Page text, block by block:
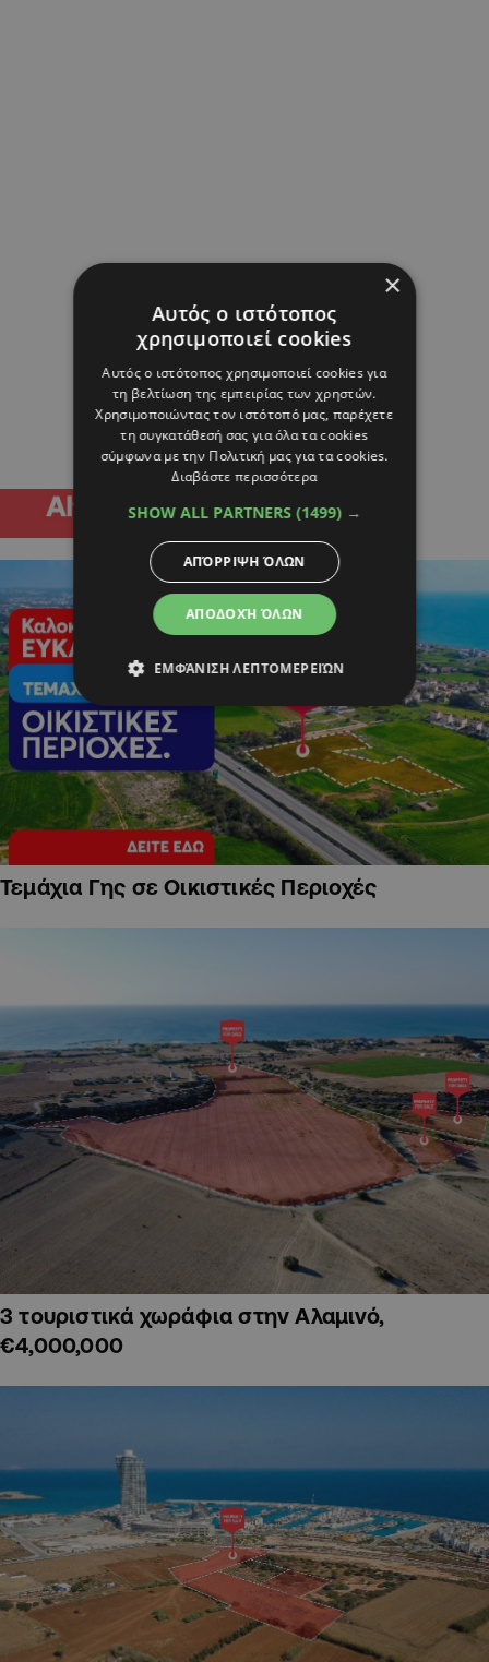
Τεμάχια Γης σε Οικιστικές Περιοχές
3 τουριστικά χωράφια στην Αλαμινό,
€4,000,000
×
Αυτός ο ιστότοπος
χρησιμοποιεί cookies
Αυτός ο ιστότοπος χρησιμοποιεί cookies για
τη βελτίωση της εμπειρίας των χρηστών.
Χρησιμοποιώντας τον ιστότοπό μας, παρέχετε
τη συγκατάθεσή σας για όλα τα cookies
σύμφωνα με την Πολιτική μας για τα cookies.
Διαβάστε περισσότερα
SHOW ALL PARTNERS (1499) →
ΑΠΟΔΟΧΉ ΌΛΩΝ
ΑΠΌΡΡΙΨΗ ΌΛΩΝ
ΕΜΦΆΝΙΣΗ ΛΕΠΤΟΜΕΡΕΙΏΝ